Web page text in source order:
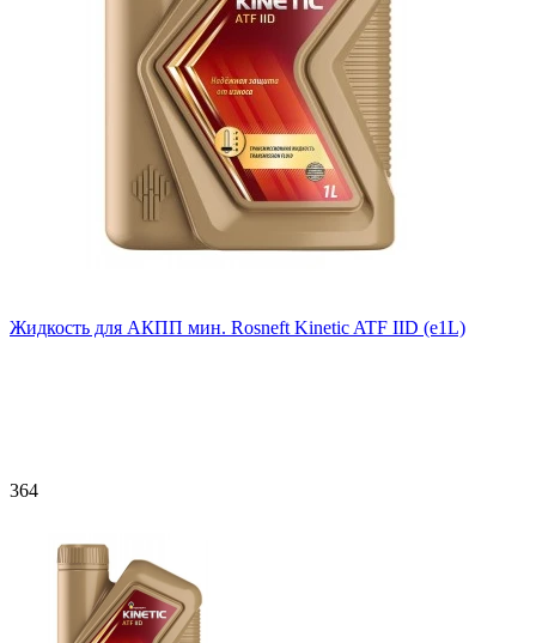
Жидкость для АКПП мин. Rosneft Kinetic ATF IID (e1L)
364